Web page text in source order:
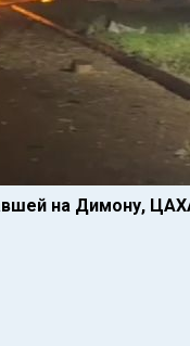
на Димону,